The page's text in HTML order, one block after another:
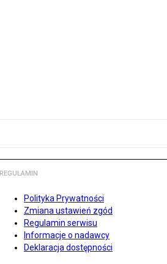
REGULAMIN
Polityka Prywatności
Zmiana ustawień zgód
Regulamin serwisu
Informacje o nadawcy
Deklaracja dostępności